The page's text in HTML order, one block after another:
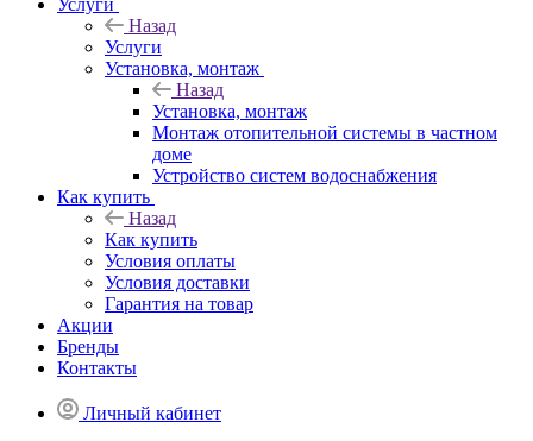
Услуги
Назад
Услуги
Установка, монтаж
Назад
Установка, монтаж
Монтаж отопительной системы в частном
доме
Устройство систем водоснабжения
Как купить
Назад
Как купить
Условия оплаты
Условия доставки
Гарантия на товар
Акции
Бренды
Контакты
Личный кабинет